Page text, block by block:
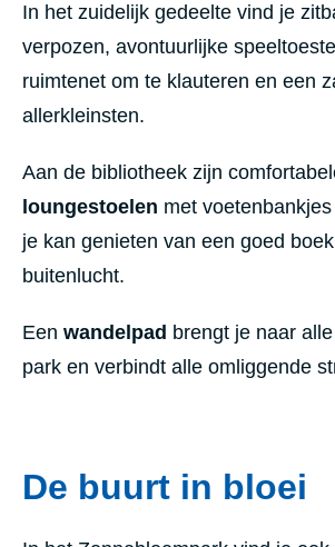
In het zuidelijk gedeelte vind je
verpozen, avontuurlijke
ruimtenet om te klauteren en een
allerkleinsten.
Aan de bibliotheek zijn
loungestoelen met
je kan genieten van een goed
buitenlucht.
Een wandelpad brengt je naar
park en verbindt alle omliggende
De buurt in bloei